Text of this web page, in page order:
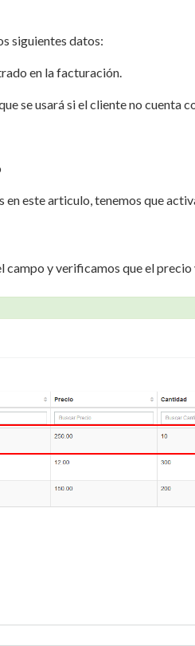
siguientes datos:
en la facturación.
se usará si el cliente no cuenta
en este articulo, tenemos que
campo y verificamos que el